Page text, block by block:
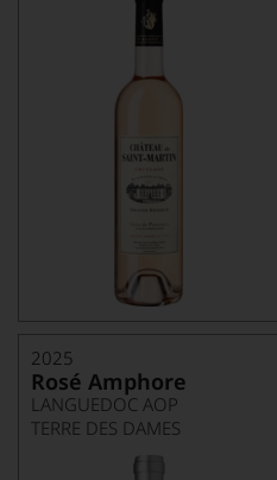
2025
Rosé Amphore
LANGUEDOC AOP
TERRE DES DAMES